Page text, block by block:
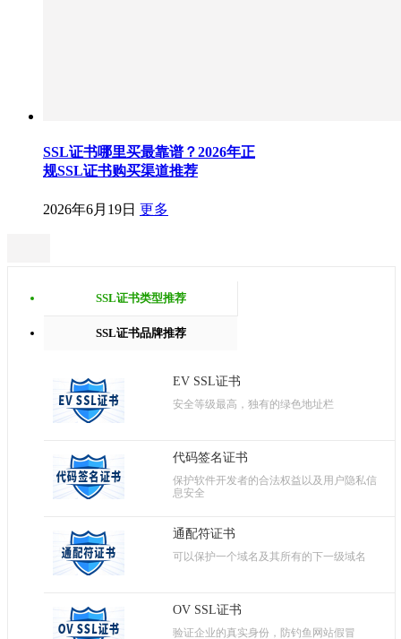
SSL证书哪里买最靠谱？2026年正
规SSL证书购买渠道推荐
2026年6月19日 更多
SSL证书类型推荐
SSL证书品牌推荐
EV SSL证书
安全等级最高，独有的绿色地址栏
代码签名证书
保护软件开发者的合法权益以及用户隐私信
息安全
通配符证书
可以保护一个域名及其所有的下一级域名
OV SSL证书
验证企业的真实身份，防钓鱼网站假冒